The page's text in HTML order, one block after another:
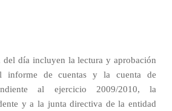
del día incluyen la lectura y aprobación
informe de cuentas y la cuenta de
al ejercicio 2009/2010, la
y a la junta directiva de la entidad